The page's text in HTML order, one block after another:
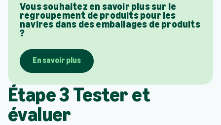
Vous souhaitez en savoir plus sur le
regroupement de produits pour les
navires dans des emballages de produits
?
En savoir plus
Étape 3 Tester et
évaluer